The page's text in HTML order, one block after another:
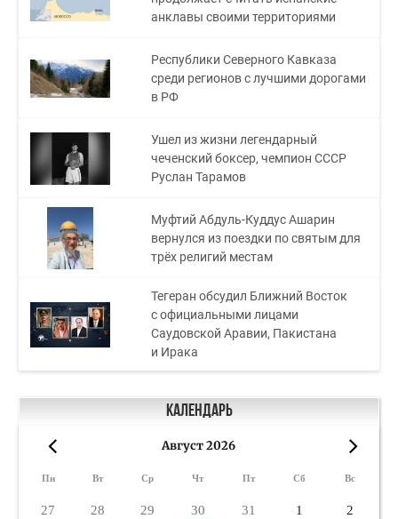
анклавы своими территориями
Республики Северного Кавказа
среди регионов с лучшими дорогами
в РФ
Ушел из жизни легендарный
чеченский боксер, чемпион СССР
Руслан Тарамов
Муфтий Абдуль-Куддус Ашарин
вернулся из поездки по святым для
трёх религий местам
Тегеран обсудил Ближний Восток
с официальными лицами
Саудовской Аравии, Пакистана
и Ирака
Календарь
Август 2026
Пн Вт Ср Чт Пт Сб Вс
27 28 29 30 31 1 2